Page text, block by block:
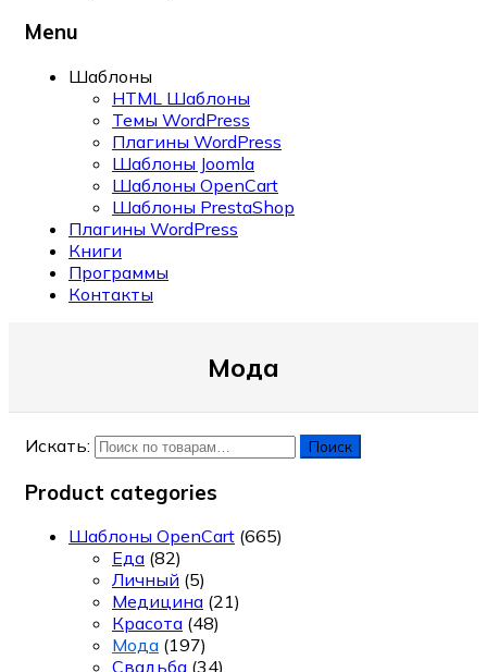
Menu
Шаблоны
HTML Шаблоны
Темы WordPress
Плагины WordPress
Шаблоны Joomla
Шаблоны OpenCart
Шаблоны PrestaShop
Плагины WordPress
Книги
Программы
Контакты
Мода
Искать: Поиск
Product categories
Шаблоны OpenCart (665)
Еда (82)
Личный (5)
Медицина (21)
Красота (48)
Мода (197)
Свадьба (34)